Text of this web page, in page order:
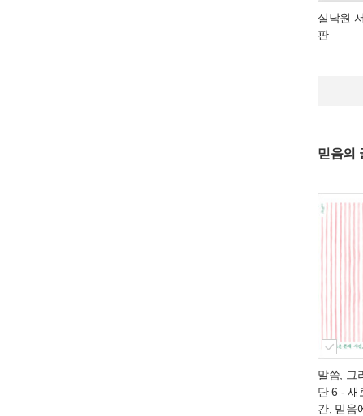
실낙원
판
믿음의
말씀, 그
단 6 - 새
간, 믿음